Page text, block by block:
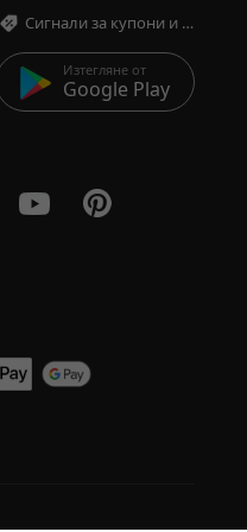
Сигнали за купони и оферти
Изтегляне от
Google Play